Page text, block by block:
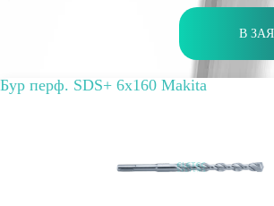
В
Бур перф. SDS+ 6х160 Makita